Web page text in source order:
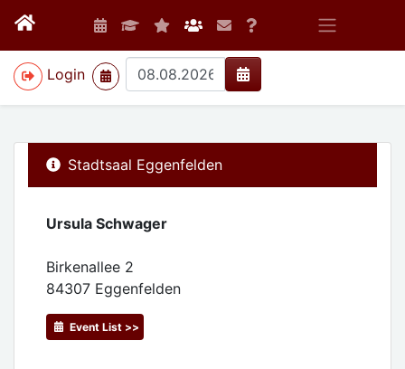
Login
>
Stadtsaal Eggenfelden
Ursula Schwager
Birkenallee 2
84307 Eggenfelden
Event List >>